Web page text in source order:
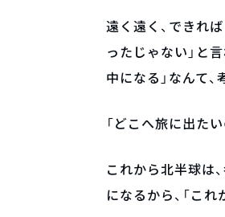
遠く遠く、できれ
ったじゃない」と
中になる」なんて
「どこへ旅に出た
これから北半球は
になるから、「こ